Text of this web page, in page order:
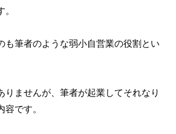
も筆者のような弱小自営業の役割とい
りませんが、筆者が起業してそれなり
です。